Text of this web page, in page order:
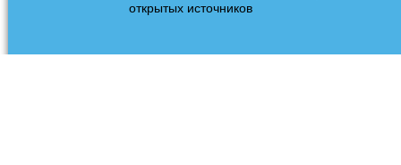
открытых источников